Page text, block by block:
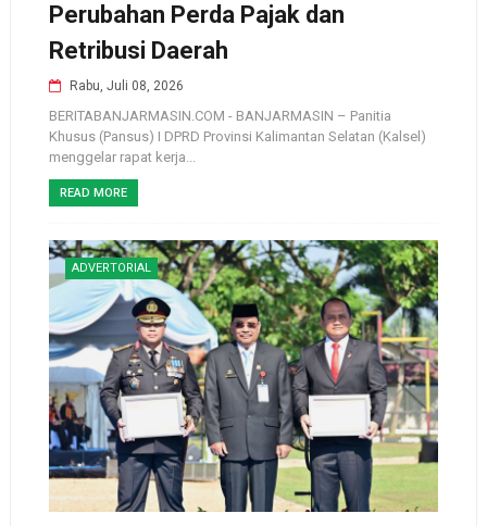
Perubahan Perda Pajak dan
Retribusi Daerah
Rabu, Juli 08, 2026
BERITABANJARMASIN.COM - BANJARMASIN – Panitia
Khusus (Pansus) I DPRD Provinsi Kalimantan Selatan (Kalsel)
menggelar rapat kerja...
READ MORE
ADVERTORIAL